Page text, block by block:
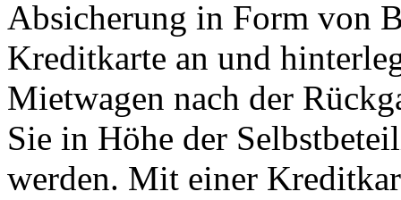
Absicherung in Form von
Kreditkarte an und
Mietwagen nach der
Sie in Höhe der
werden. Mit einer